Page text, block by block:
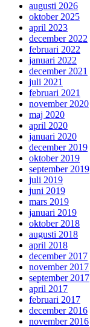
augusti 2026
oktober 2025
april 2023
december 2022
februari 2022
januari 2022
december 2021
juli 2021
februari 2021
november 2020
maj 2020
april 2020
januari 2020
december 2019
oktober 2019
september 2019
juli 2019
juni 2019
mars 2019
januari 2019
oktober 2018
augusti 2018
april 2018
december 2017
november 2017
september 2017
april 2017
februari 2017
december 2016
november 2016